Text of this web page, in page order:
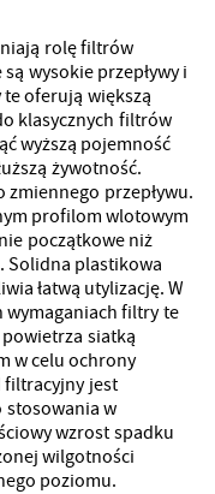
rolę filtrów
wysokie przepływy i
oferują większą
klasycznych filtrów
wyższą pojemność
żywotność.
przepływu.
profilom wlotowym
początkowe niż
plastikowa
łatwą utylizację. W
wymaganiach filtry te
siatką
w celu ochrony
filtracyjny jest
w
wzrost spadku
wilgotności
poziomu.